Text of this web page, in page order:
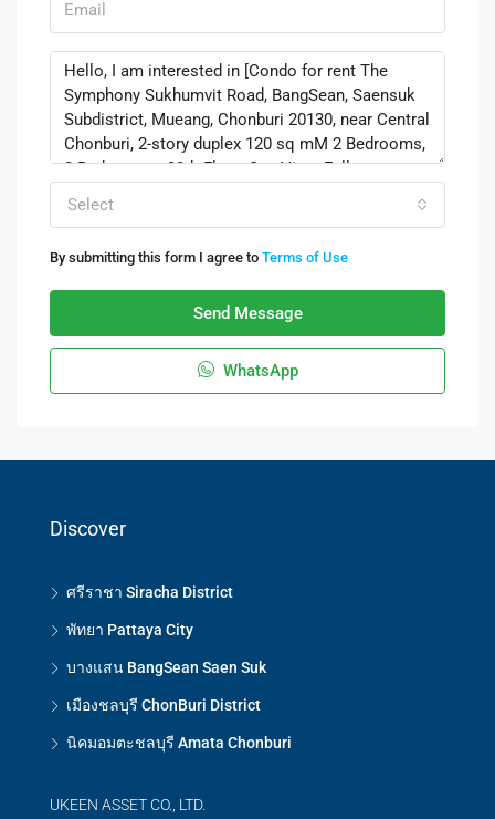
Select
By submitting this form I agree to Terms of Use
Send Message
WhatsApp
Discover
ศรีราชา Siracha District
พัทยา Pattaya City
บางแสน BangSean Saen Suk
เมืองชลบุรี ChonBuri District
นิคมอมตะชลบุรี Amata Chonburi
UKEEN ASSET CO., LTD.